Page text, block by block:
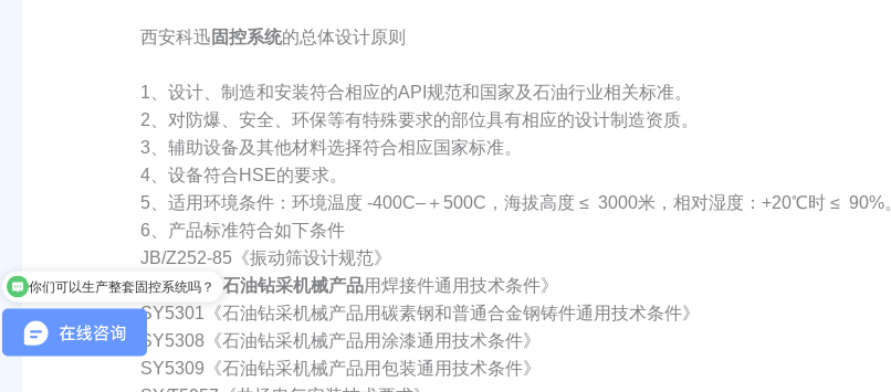
西安科迅 固控系统的总体设计原则
1、设计、制造和安装符合相应的API规范和国家及石油行业相关标准。
2、对防爆、安全、环保等有特殊要求的部位具有相应的设计制造资质。
3、辅助设备及其他材料选择符合相应国家标准。
4、设备符合HSE的要求。
5、适用环境条件：环境温度 -400C–＋500C，海拔高度 ≤ 3000米，相对湿度：+20℃时 ≤ 90%
6、产品标准符合如下条件
JB/Z252-85《振动筛设计规范》
SY5305《 石油钻采机械产品用焊接件通用技术条件》
SY5301《石油钻采机械产品用碳素钢和普通合金钢铸件通用技术条件》
SY5308《石油钻采机械产品用涂漆通用技术条件》
SY5309《石油钻采机械产品用包装通用技术条件》
你们可以生产整套固控系统吗？